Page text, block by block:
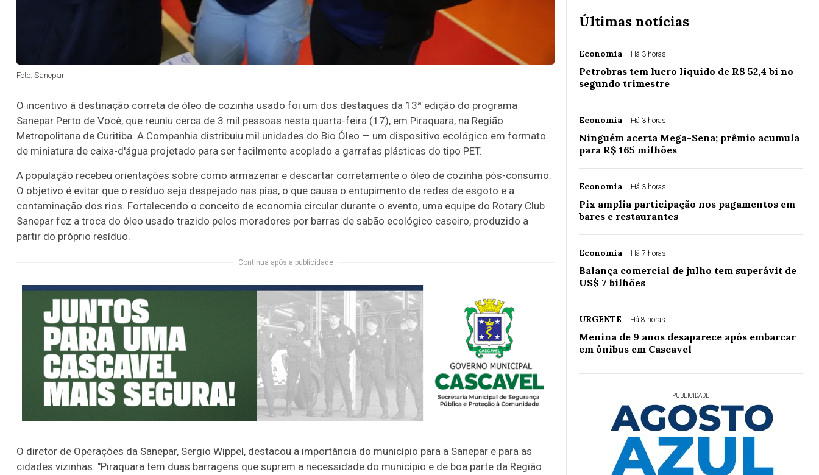
Foto: Sanepar
O incentivo à destinação correta de óleo de cozinha usado foi um dos destaques da 13ª edição do programa
Sanepar Perto de Você, que reuniu cerca de 3 mil pessoas nesta quarta-feira (17), em Piraquara, na Região
Metropolitana de Curitiba. A Companhia distribuiu mil unidades do Bio Óleo — um dispositivo ecológico em formato
de miniatura de caixa-d'água projetado para ser facilmente acoplado a garrafas plásticas do tipo PET.
A população recebeu orientações sobre como armazenar e descartar corretamente o óleo de cozinha pós-consumo.
O objetivo é evitar que o resíduo seja despejado nas pias, o que causa o entupimento de redes de esgoto e a
contaminação dos rios. Fortalecendo o conceito de economia circular durante o evento, uma equipe do Rotary Club
Sanepar fez a troca do óleo usado trazido pelos moradores por barras de sabão ecológico caseiro, produzido a
partir do próprio resíduo.
Continua após a publicidade
O diretor de Operações da Sanepar, Sergio Wippel, destacou a importância do município para a Sanepar e para as
cidades vizinhas. "Piraquara tem duas barragens que suprem a necessidade do município e de boa parte da Região
Últimas notícias
Economia Há 3 horas
Petrobras tem lucro líquido de R$ 52,4 bi no
segundo trimestre
Economia Há 3 horas
Ninguém acerta Mega-Sena; prêmio acumula
para R$ 165 milhões
Economia Há 3 horas
Pix amplia participação nos pagamentos em
bares e restaurantes
Economia Há 7 horas
Balança comercial de julho tem superávit de
US$ 7 bilhões
URGENTE Há 8 horas
Menina de 9 anos desaparece após embarcar
em ônibus em Cascavel
PUBLICIDADE